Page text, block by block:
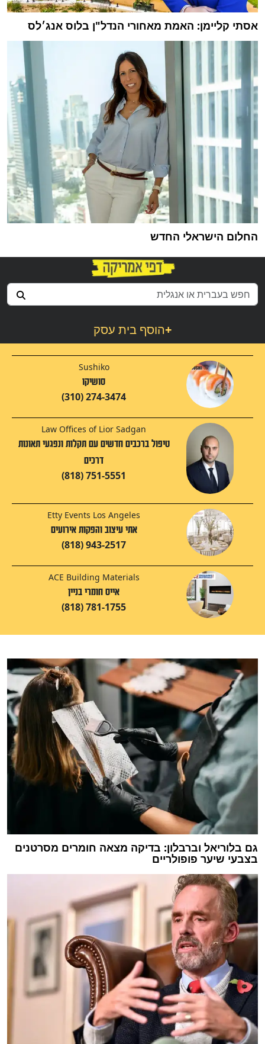
אסתי קליימן: האמת מאחורי הנדל"ן בלוס אנג׳לס
החלום הישראלי החדש
הוסף בית עסק+
Sushiko
סושיקו
(310) 274-3474
Law Offices of Lior Sadgan
טיפול ברכבים חדשים עם תקלות ונפגעי תאונות
דרכים
(818) 751-5551
Etty Events Los Angeles
אתי עיצוב והפקות אירועים
(818) 943-2517
ACE Building Materials
אייס חומרי בניין
(818) 781-1755
גם בלוריאל וברבלון: בדיקה מצאה חומרים מסרטנים
בצבעי שיער פופולריים